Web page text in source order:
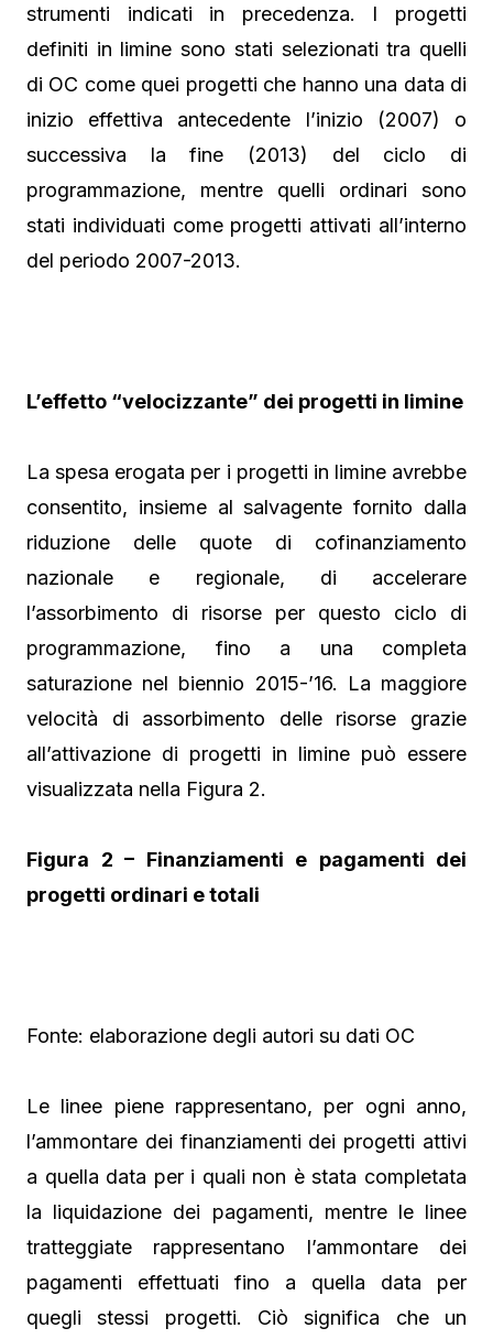
strumenti indicati in precedenza. I progetti
definiti in limine sono stati selezionati tra quelli
di OC come quei progetti che hanno una data di
inizio effettiva antecedente l’inizio (2007) o
successiva la fine (2013) del ciclo di
programmazione, mentre quelli ordinari sono
stati individuati come progetti attivati all’interno
del periodo 2007-2013.
L’effetto “velocizzante” dei progetti in limine
La spesa erogata per i progetti in limine avrebbe
consentito, insieme al salvagente fornito dalla
riduzione delle quote di cofinanziamento
nazionale e regionale, di accelerare
l’assorbimento di risorse per questo ciclo di
programmazione, fino a una completa
saturazione nel biennio 2015-’16. La maggiore
velocità di assorbimento delle risorse grazie
all’attivazione di progetti in limine può essere
visualizzata nella Figura 2.
Figura 2 – Finanziamenti e pagamenti dei
progetti ordinari e totali
Fonte: elaborazione degli autori su dati OC
Le linee piene rappresentano, per ogni anno,
l’ammontare dei finanziamenti dei progetti attivi
a quella data per i quali non è stata completata
la liquidazione dei pagamenti, mentre le linee
tratteggiate rappresentano l’ammontare dei
pagamenti effettuati fino a quella data per
quegli stessi progetti. Ciò significa che un